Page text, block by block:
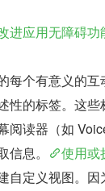
进应用无障碍功
每个有意义的
性的标签。这
阅读器（如
息。
使用或
自定义视图。